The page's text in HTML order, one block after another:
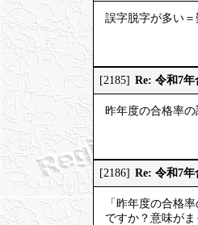
誤字脱字が多い
[2185] Re: 令和7年
昨年度の合格率
[2186] Re: 令和7年
「昨年度の合格
ですか？意味が